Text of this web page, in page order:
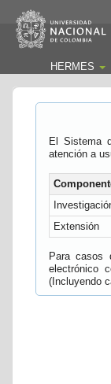
HERMES
El Sistema
atención a
Extensión
Para casos
electrónico
(Incluyendo